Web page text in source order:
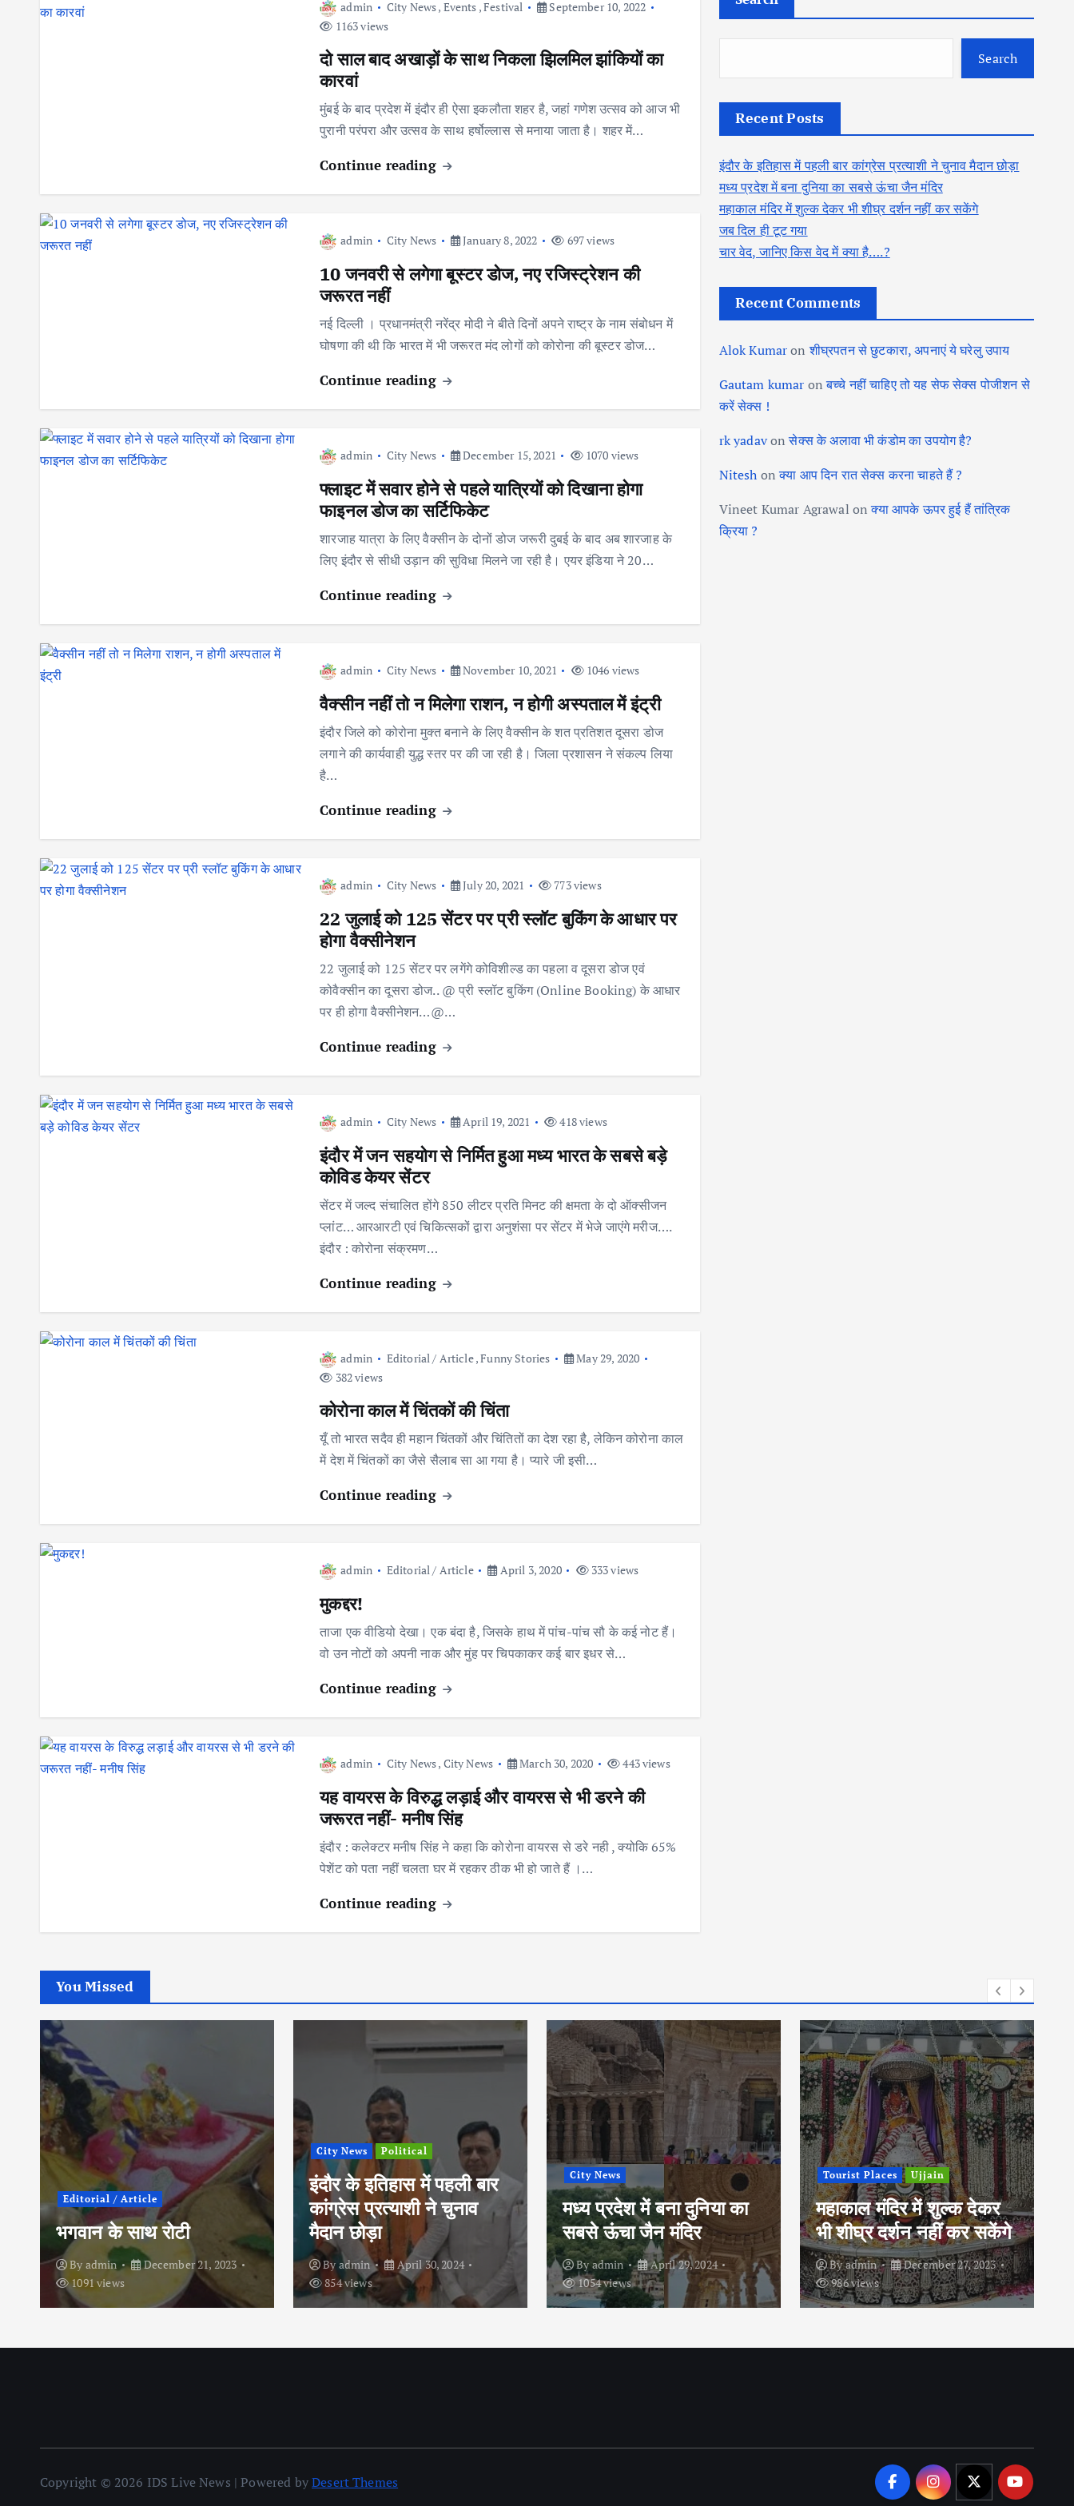
admin City News, Events ,Festival
September 10, 2022
1163 views
दो साल बाद अखाड़ों के साथ निकला झिलमिल झांकियों का
कारवां
मुंबई के बाद प्रदेश में इंदौर ही ऐसा इकलौता शहर है, जहां गणेश उत्सव को आज भी
पुरानी परंपरा और उत्सव के साथ हर्षोल्लास से मनाया जाता है। शहर में…
Continue reading
admin City News January 8, 2022 697 views
10 जनवरी से लगेगा बूस्टर डोज, नए रजिस्ट्रेशन की
जरूरत नहीं
नई दिल्ली । प्रधानमंत्री नरेंद्र मोदी ने बीते दिनों अपने राष्ट्र के नाम संबोधन में
घोषणा की थी कि भारत में भी जरूरत मंद लोगों को कोरोना की बूस्टर डोज…
Continue reading
admin City News December 15, 2021 1070 views
फ्लाइट में सवार होने से पहले यात्रियों को दिखाना होगा
फाइनल डोज का सर्टिफिकेट
शारजाह यात्रा के लिए वैक्सीन के दोनों डोज जरूरी दुबई के बाद अब शारजाह के
लिए इंदौर से सीधी उड़ान की सुविधा मिलने जा रही है। एयर इंडिया ने 20…
Continue reading
admin City News November 10, 2021 1046 views
वैक्सीन नहीं तो न मिलेगा राशन, न होगी अस्पताल में इंट्री
इंदौर जिले को कोरोना मुक्त बनाने के लिए वैक्सीन के शत प्रतिशत दूसरा डोज
लगाने की कार्यवाही युद्ध स्तर पर की जा रही है। जिला प्रशासन ने संकल्प लिया
है…
Continue reading
admin City News July 20, 2021 773 views
22 जुलाई को 125 सेंटर पर प्री स्लॉट बुकिंग के आधार पर
होगा वैक्सीनेशन
22 जुलाई को 125 सेंटर पर लगेंगे कोविशील्ड का पहला व दूसरा डोज एवं
कोवैक्सीन का दूसरा डोज.. @ प्री स्लॉट बुकिंग (Online Booking) के आधार
पर ही होगा वैक्सीनेशन…@…
Continue reading
admin City News April 19, 2021 418 views
इंदौर में जन सहयोग से निर्मित हुआ मध्य भारत के सबसे बड़े
कोविड केयर सेंटर
सेंटर में जल्द संचालित होंगे 850 लीटर प्रति मिनट की क्षमता के दो ऑक्सीजन
प्लांट… आरआरटी एवं चिकित्सकों द्वारा अनुशंसा पर सेंटर में भेजे जाएंगे मरीज….
इंदौर : कोरोना संक्रमण…
Continue reading
admin Editorial / Article,Funny Stories
May 29, 2020
382 views
कोरोना काल में चिंतकों की चिंता
यूँ तो भारत सदैव ही महान चिंतकों और चिंतितों का देश रहा है, लेकिन कोरोना काल
में देश में चिंतकों का जैसे सैलाब सा आ गया है। प्यारे जी इसी…
Continue reading
admin Editorial / Article April 3, 2020 333 views
मुकद्दर!
ताजा एक वीडियो देखा। एक बंदा है, जिसके हाथ में पांच-पांच सौ के कई नोट हैं।
वो उन नोटों को अपनी नाक और मुंह पर चिपकाकर कई बार इधर से…
Continue reading
admin City News, City News March 30, 2020 443 views
यह वायरस के विरुद्ध लड़ाई और वायरस से भी डरने की
जरूरत नहीं- मनीष सिंह
इंदौर : कलेक्टर मनीष सिंह ने कहा कि कोरोना वायरस से डरे नही , क्योकि 65%
पेशेंट को पता नहीं चलता घर में रहकर ठीक भी हो जाते हैं ।…
Continue reading
Search
Recent Posts
इंदौर के इतिहास में पहली बार कांग्रेस प्रत्याशी ने चुनाव मैदान छोड़ा
मध्य प्रदेश में बना दुनिया का सबसे ऊंचा जैन मंदिर
महाकाल मंदिर में शुल्क देकर भी शीघ्र दर्शन नहीं कर सकेंगे
जब दिल ही टूट गया
चार वेद, जानिए किस वेद में क्या है….?
Recent Comments
Alok Kumaronशीघ्रपतन से छुटकारा, अपनाएं ये घरेलु उपाय
Gautam kumar onबच्चे नहीं चाहिए तो यह सेफ सेक्स पोजीशन से
करें सेक्स !
rk yadavonसेक्स के अलावा भी कंडोम का उपयोग है?
Nitesh onक्या आप दिन रात सेक्स करना चाहते हैं ?
Vineet Kumar Agrawal onक्या आपके ऊपर हुई हैं तांत्रिक
क्रिया ?
You Missed
City News Political
इंदौर के इतिहास में पहली बार
कांग्रेस प्रत्याशी ने चुनाव
मैदान छोड़ा
Byadmin
April 30, 2024
854 views
City News
मध्य प्रदेश में बना दुनिया का
सबसे ऊंचा जैन मंदिर
Byadmin
April 29, 2024
1054 views
Tourist Places Ujjain
महाकाल मंदिर में शुल्क देकर
भी शीघ्र दर्शन नहीं कर सकेंगे
Byadmin
December 27, 2023
986 views
Editorial / Article Political
जब दिल ही टूट गया
Byadmin
December 27, 2023
1057 views
Copyright © 2026 IDS Live News | Powered byDesert Themes